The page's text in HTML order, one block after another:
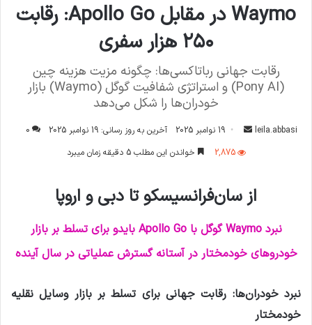
Waymo در مقابل Apollo Go: رقابت
۲۵۰ هزار سفری
رقابت جهانی رباتاکسی‌ها: چگونه مزیت هزینه چین
(Pony AI) و استراتژی شفافیت گوگل (Waymo) بازار
خودران‌ها را شکل می‌دهد
leila.abbasi
ر
ل
ی
م
19 نوامبر 2025 آخرین به روز رسانی: 19 نوامبر 2025
0
2,875
خواندن این مطلب 5 دقیقه زمان میبرد
از سان‌فرانسیسکو تا دبی و اروپا
نبرد Waymo گوگل با Apollo Go بایدو برای تسلط بر بازار
خودروهای خودمختار در آستانه گسترش عملیاتی در سال آینده
نبرد خودران‌ها: رقابت جهانی برای تسلط بر بازار وسایل نقلیه
خودمختار